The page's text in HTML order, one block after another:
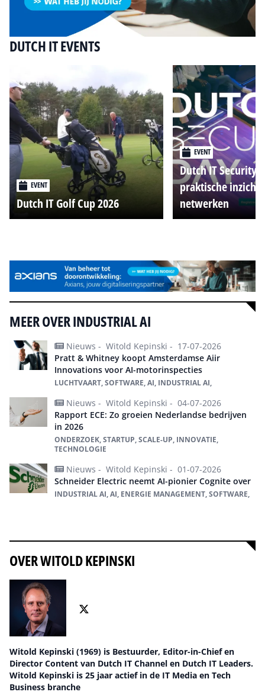
DUTCH IT EVENTS
EVENT
Dutch IT Golf Cup 2026
EVENT
Dutch IT Security
praktische
netwerken
MEER OVER INDUSTRIAL AI
Nieuws - Witold Kepinski - 17-07-2026
Pratt & Whitney koopt Amsterdamse Aiir
Innovations voor AI-motorinspecties
LUCHTVAART, SOFTWARE, AI, INDUSTRIAL AI,
Nieuws - Witold Kepinski - 04-07-2026
Rapport ECE: Zo groeien Nederlandse bedrijven
in 2026
ONDERZOEK, STARTUP, SCALE-UP, INNOVATIE,
TECHNOLOGIE
Nieuws - Witold Kepinski - 01-07-2026
Schneider Electric neemt AI-pionier Cognite over
INDUSTRIAL AI, AI, ENERGIE MANAGEMENT, SOFTWARE,
OVER WITOLD KEPINSKI
Witold Kepinski (1969) is Bestuurder, Editor-in-Chief en
Director Content van Dutch IT Channel en Dutch IT Leaders.
Witold Kepinski is 25 jaar actief in de IT Media en Tech
Business branche